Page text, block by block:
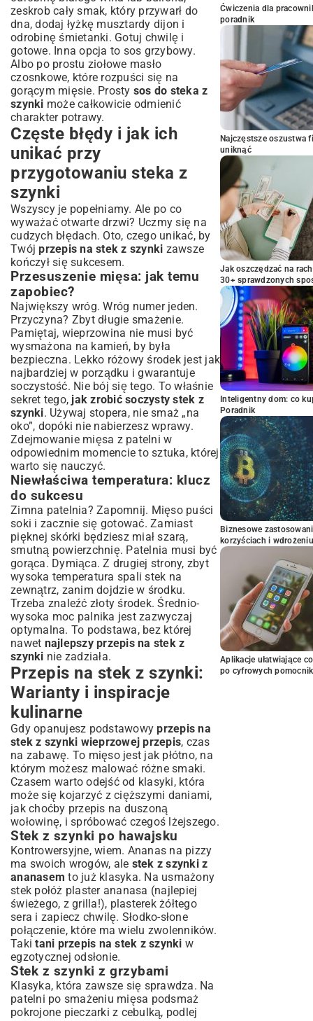
zeskrob cały smak, który przywarł do
dna, dodaj łyżkę musztardy dijon i
odrobinę śmietanki. Gotuj chwilę i
gotowe. Inna opcja to sos grzybowy.
Albo po prostu ziołowe masło
czosnkowe, które rozpuści się na
gorącym mięsie. Prosty sos do steka z
szynki może całkowicie odmienić
charakter potrawy.
Częste błędy i jak ich
unikać przy
przygotowaniu steka z
szynki
Wszyscy je popełniamy. Ale po co
wyważać otwarte drzwi? Uczmy się na
cudzych błędach. Oto, czego unikać, by
Twójprzepis na stek z szynki zawsze
kończył się sukcesem.
Przesuszenie mięsa: jak temu
zapobiec?
Największy wróg. Wróg numer jeden.
Przyczyna? Zbyt długie smażenie.
Pamiętaj, wieprzowina nie musi być
wysmażona na kamień, by była
bezpieczna. Lekko różowy środek jest jak
najbardziej w porządku i gwarantuje
soczystość. Nie bój się tego. To właśnie
sekret tego, jak zrobić soczysty stek z
szynki. Używaj stopera, nie smaż „na
oko”, dopóki nie nabierzesz wprawy.
Zdejmowanie mięsa z patelni w
odpowiednim momencie to sztuka, której
warto się nauczyć.
Niewłaściwa temperatura: klucz
do sukcesu
Zimna patelnia? Zapomnij. Mięso puści
soki i zacznie się gotować. Zamiast
pięknej skórki będziesz miał szarą,
smutną powierzchnię. Patelnia musi być
gorąca. Dymiąca. Z drugiej strony, zbyt
wysoka temperatura spali stek na
zewnątrz, zanim dojdzie w środku.
Trzeba znaleźć złoty środek. Średnio-
wysoka moc palnika jest zazwyczaj
optymalna. To podstawa, bez której
nawet najlepszy przepis na stek z
szynki nie zadziała.
Przepis na stek z szynki:
Warianty i inspiracje
kulinarne
Gdy opanujesz podstawowyprzepis na
stek z szynki wieprzowej przepis, czas
na zabawę. To mięso jest jak płótno, na
którym możesz malować różne smaki.
Czasem warto odejść od klasyki, która
może się kojarzyć z cięższymi daniami,
jak choćby przepis na duszoną
wołowinę, i spróbować czegoś lżejszego.
Stek z szynki po hawajsku
Kontrowersyjne, wiem. Ananas na pizzy
ma swoich wrogów, ale stek z szynki z
ananasem to już klasyka. Na usmażony
stek połóż plaster ananasa (najlepiej
świeżego, z grilla!), plasterek żółtego
sera i zapiecz chwilę. Słodko-słone
połączenie, które ma wielu zwolenników.
Takitani przepis na stek z szynki w
egzotycznej odsłonie.
Stek z szynki z grzybami
Klasyka, która zawsze się sprawdza. Na
patelni po smażeniu mięsa podsmaż
pokrojone pieczarki z cebulką, podlej
Ćwiczenia dla
poradnik
Najczęstsze oszustwa
uniknąć
Jak oszczędzać na
30+ sprawdzonych
Inteligentny dom: co
Poradnik
Biznesowe
korzyściach i wdrożeniu
Aplikacje ułatwiające
po cyfrowych